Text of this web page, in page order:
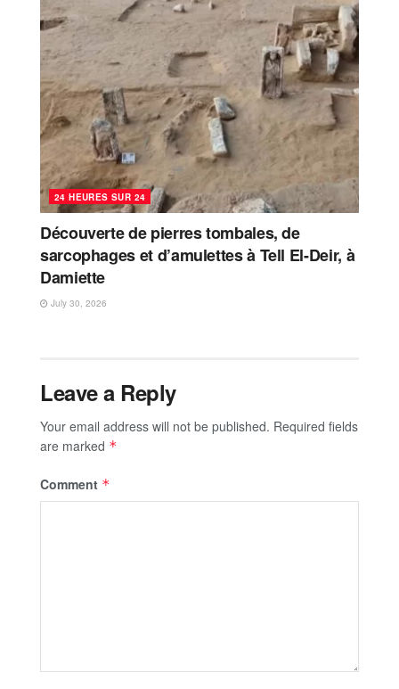
24 HEURES SUR 24
Découverte de pierres tombales, de
sarcophages et d’amulettes à Tell El-Deir, à
Damiette
July 30, 2026
Leave a Reply
Your email address will not be published. Required fields
are marked *
Comment *